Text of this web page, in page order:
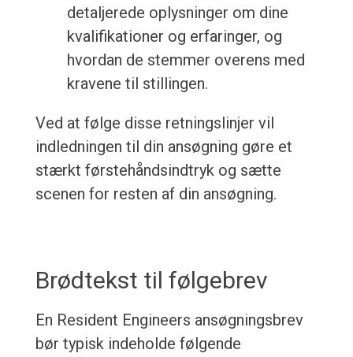
detaljerede oplysninger om dine
kvalifikationer og erfaringer, og
hvordan de stemmer overens med
kravene til stillingen.
Ved at følge disse retningslinjer vil
indledningen til din ansøgning gøre et
stærkt førstehåndsindtryk og sætte
scenen for resten af din ansøgning.
Brødtekst til følgebrev
En Resident Engineers ansøgningsbrev
bør typisk indeholde følgende